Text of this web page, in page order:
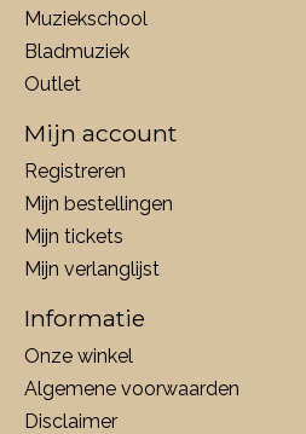
Muziekschool
Bladmuziek
Outlet
Mijn account
Registreren
Mijn bestellingen
Mijn tickets
Mijn verlanglijst
Informatie
Onze winkel
Algemene voorwaarden
Disclaimer